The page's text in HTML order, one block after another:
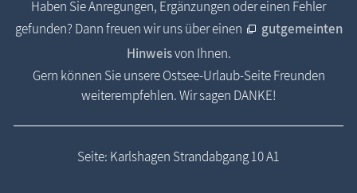
Haben Sie Anregungen, Ergänzungen oder einen Fehler
gefunden? Dann freuen wir uns über einen
gutgemeinten
Hinweisvon Ihnen.
Gern können Sie unsere Ostsee-Urlaub-Seite Freunden
weiterempfehlen. Wir sagen DANKE!
Seite: Karlshagen Strandabgang 10 A1